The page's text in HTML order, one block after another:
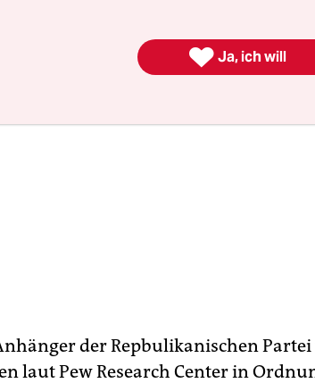
der Repbulikanischen
laut Pew Research Center in
 Ja, ich will